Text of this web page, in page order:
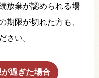
放棄が認められる場
期限が切れた方も、
さい。
過ぎた場合